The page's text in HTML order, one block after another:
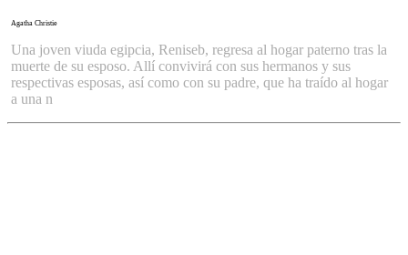
Agatha Christie
Una joven viuda egipcia, Reniseb, regresa al hogar paterno tras la
muerte de su esposo. Allí convivirá con sus hermanos y sus
respectivas esposas, así como con su padre, que ha traído al hogar
a una n